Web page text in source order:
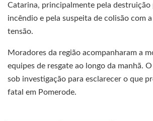
Catarina, principalmente pela destruição
incêndio e pela suspeita de colisão com
tensão.
Moradores da região acompanharam a
equipes de resgate ao longo da manhã.
sob investigação para esclarecer o que
fatal em Pomerode.